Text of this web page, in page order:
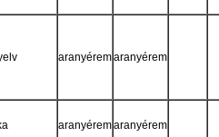
aranyéremaranyérem
aranyéremaranyérem